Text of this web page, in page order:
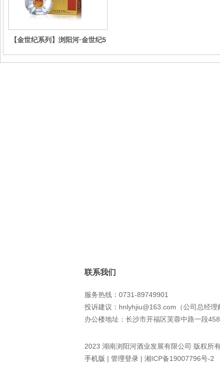
【金世纪系列】浏阳河·金世纪5
联系我们
服务热线：0731-89749901
投诉建议：hnlyhjiu@163.com（公司总经理
办公楼地址：长沙市开福区芙蓉中路一段
2023 湖南浏阳河酒业发展有限公司 版权所
手机版 | 管理登录 | 湘ICP备19007796号-2